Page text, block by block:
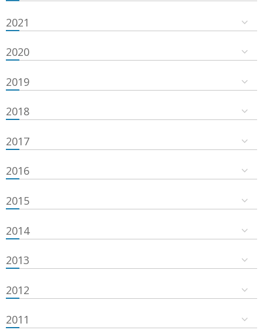
2021
2020
2019
2018
2017
2016
2015
2014
2013
2012
2011